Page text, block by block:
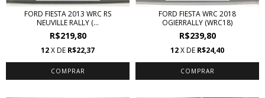
FORD FIESTA 2013 WRC RS
NEUVILLE RALLY (...
R$219,80
12X DE R$22,37
FORD FIESTA WRC 2018
OGIERRALLY (WRC18)
R$239,80
12X DE R$24,40